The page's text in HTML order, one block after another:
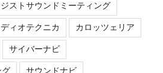
ストサウンドミーティング
ィオテクニカ カロッツェリア
サイバーナビ
グ サウンドナビ